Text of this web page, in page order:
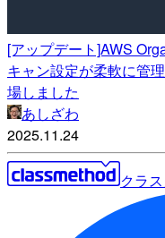
[アップデート]AWS
キャン設定が柔軟に管
場しました
あしざわ
2025.11.24
クラ